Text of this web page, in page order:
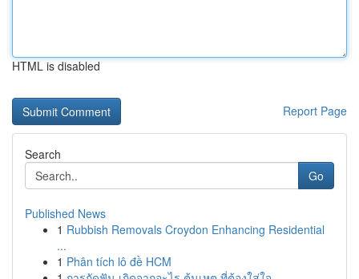
HTML is disabled
Report Page
Search
Go
Published News
1 Rubbish Removals Croydon Enhancing Residential
...
1 Phân tích lô đề HCM